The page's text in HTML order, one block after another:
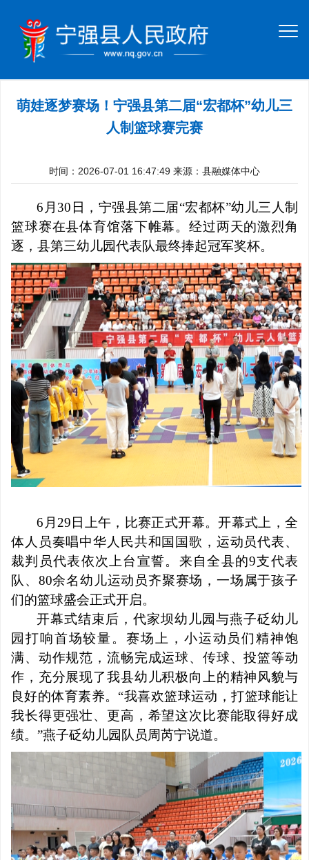
萌娃逐梦赛场！宁强县第二届“宏都杯”幼儿三
人制篮球赛完赛
时间：2026-07-01 16:47:49 来源：县融媒体中心
6 月 30 日，宁强县第二届“宏都杯”幼儿三人制
篮球赛在县体育馆落下帷幕。经过两天的激烈角
逐，县第三幼儿园代表队最终捧起冠军奖杯。
6 月 29日上午，比赛正式开幕。开幕式上，全
体人员奏唱中华人民共和国国歌，运动员代表、
裁判员代表依次上台宣誓。来自全县的9支代表
队、 80余名幼儿运动员齐聚赛场，一场属于孩子
们的篮球盛会正式开启。
开幕式结束后，代家坝幼儿园与燕子砭幼儿
园打响首场较量。赛场上，小运动员们精神饱
满、动作规范，流畅完成运球、传球、投篮等动
作，充分展现了我县幼儿积极向上的精神风貌与
良好的体育素养。 “我喜欢篮球运动，打篮球能让
我长得更强壮、更高，希望这次比赛能取得好成
绩。 ”燕子砭幼儿园队员周芮宁说道。